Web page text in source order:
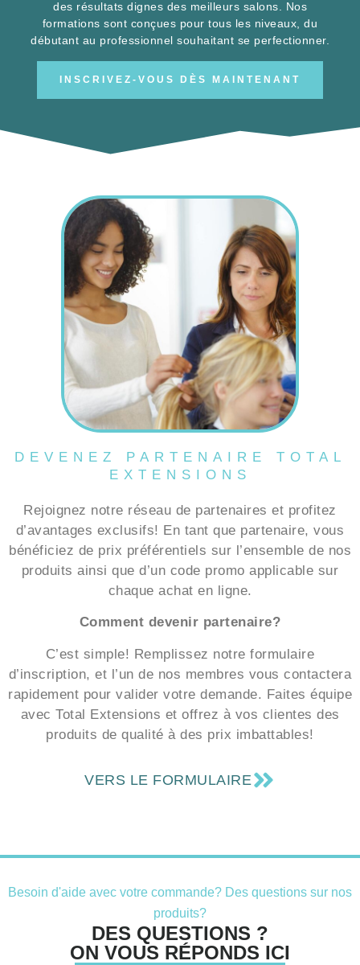
des résultats dignes des meilleurs salons. Nos
formations sont conçues pour tous les niveaux, du
débutant au professionnel souhaitant se perfectionner.
INSCRIVEZ-VOUS DÈS MAINTENANT
DEVENEZ PARTENAIRE TOTAL
EXTENSIONS
Rejoignez notre réseau de partenaires et profitez
d’avantages exclusifs! En tant que partenaire, vous
bénéficiez de prix préférentiels sur l’ensemble de nos
produits ainsi que d’un code promo applicable sur
chaque achat en ligne.
Comment devenir partenaire?
C’est simple! Remplissez notre formulaire
d’inscription, et l’un de nos membres vous contactera
rapidement pour valider votre demande. Faites équipe
avec Total Extensions et offrez à vos clientes des
produits de qualité à des prix imbattables!
VERS LE FORMULAIRE
Besoin d'aide avec votre commande? Des questions sur nos
produits?
DES QUESTIONS ?
ON VOUS RÉPONDS ICI